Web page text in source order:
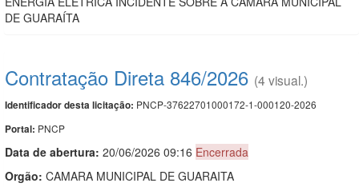
DE GUARAÍTA
Contratação Direta 846/2026 (4 visual.)
Identificador desta licitação: PNCP-37622701000172-1-000120-2026
Portal: PNCP
Data de abertura: 20/06/2026 09:16 Encerrada
Orgão: CAMARA MUNICIPAL DE GUARAITA